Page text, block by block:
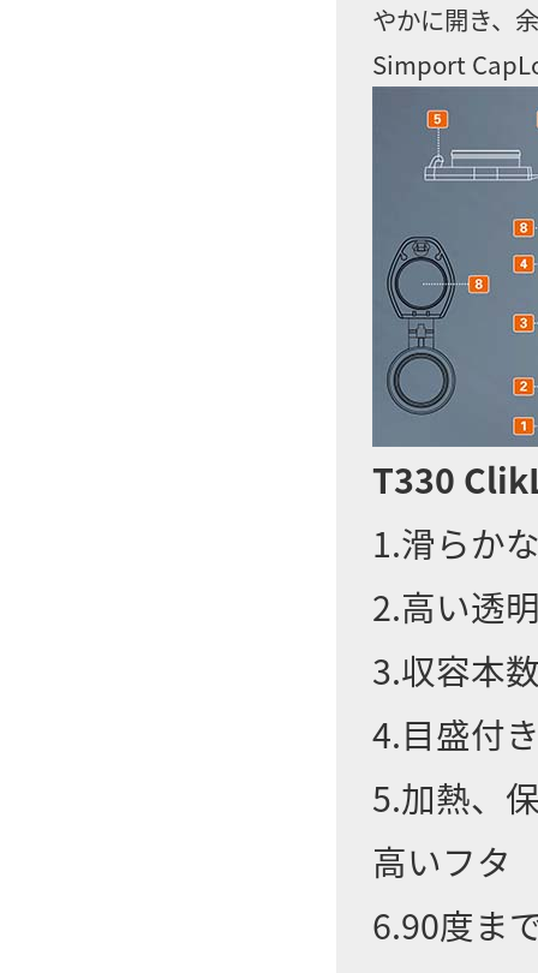
やかに開き、
Simport
T330
1.滑らか
2.高い透
3.収容本
4.目盛付
5.加熱、
高いフタ
6.90度ま